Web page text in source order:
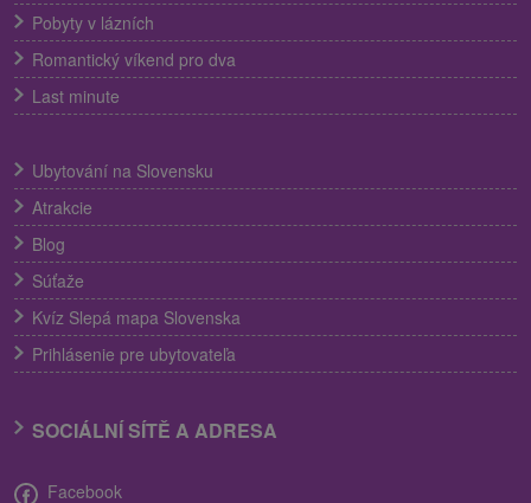
Pobyty v lázních
Romantický víkend pro dva
Last minute
Ubytování na Slovensku
Atrakcie
Blog
Súťaže
Kvíz Slepá mapa Slovenska
Prihlásenie pre ubytovateľa
SOCIÁLNÍ SÍTĚ A ADRESA
Facebook